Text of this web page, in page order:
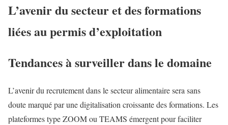
L’avenir du secteur et des formations
liées au permis d’exploitation
Tendances à surveiller dans le domaine
L’avenir du recrutement dans le secteur alimentaire sera sans
doute marqué par une digitalisation croissante des formations. Les
plateformes type ZOOM ou TEAMS émergent pour faciliter